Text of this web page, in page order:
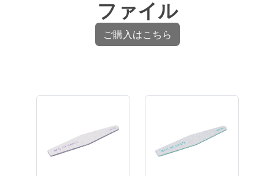
ファイル
ご購入はこちら